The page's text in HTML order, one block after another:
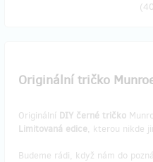
(
Originální tričko
Originální DIY černé tričko
Limitovaná edice, kterou nikde
Budeme rádi, když nám do